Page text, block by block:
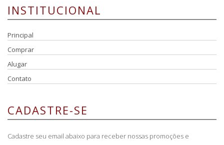
INSTITUCIONAL
Principal
Comprar
Alugar
Contato
CADASTRE-SE
Cadastre seu email abaixo para receber nossas promoções e